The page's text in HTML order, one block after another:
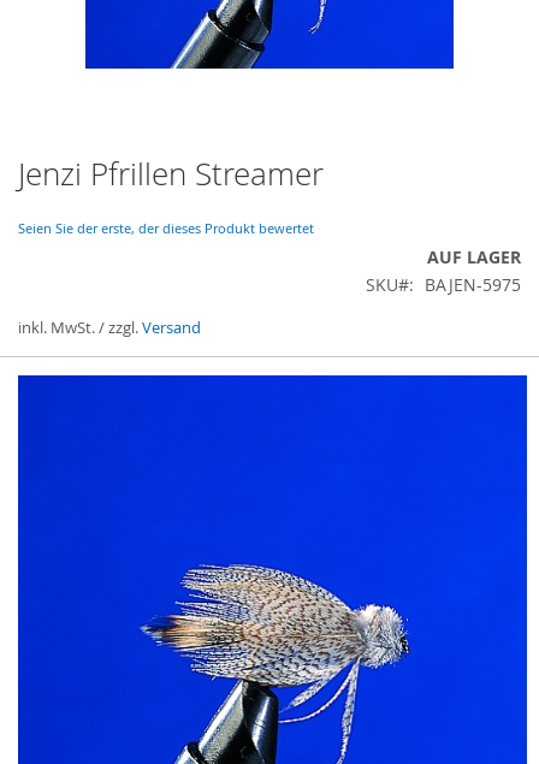
Zum
Anfang
Bildergalerie
Jenzi Pfrillen Streamer
Seien Sie der erste, der dieses Produkt bewertet
AUF LAGER
SKU
BAJEN-5975
inkl. MwSt. / zzgl.Versand